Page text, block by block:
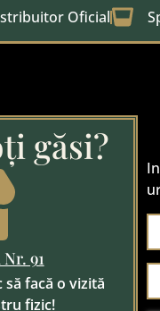
Oficial
găsi?
91
facă o vizită
fizic!